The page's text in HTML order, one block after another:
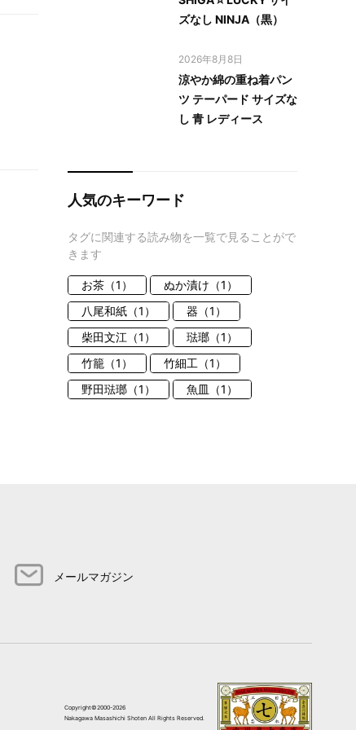
ズなし NINJA（黒）
2026年8月8日
涼やか綿の重ね着パン
ツ テーパード サイズな
し 青 レディース
人気のキーワード
タグに関連する読み物を一覧で見ることがで
きます
お茶（1）
ぬか漬け（1）
八尾和紙（1）
器（1）
柴田文江（1）
琺瑯（1）
竹籠（1）
竹細工（1）
野田琺瑯（1）
魚皿（1）
メールマガジン
Copyright©2000-2026
Nakagawa Masashichi Shoten All Rights Reserved.